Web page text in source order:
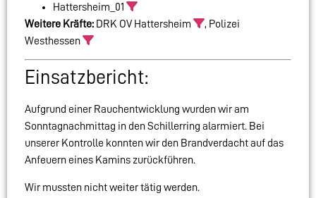
Hattersheim_01
Weitere Kräfte: DRK OV Hattersheim
, Polizei
Westhessen
Einsatzbericht:
Aufgrund einer Rauchentwicklung wurden wir am
Sonntagnachmittag in den Schillerring alarmiert. Bei
unserer Kontrolle konnten wir den Brandverdacht auf das
Anfeuern eines Kamins zurückführen.
Wir mussten nicht weiter tätig werden.